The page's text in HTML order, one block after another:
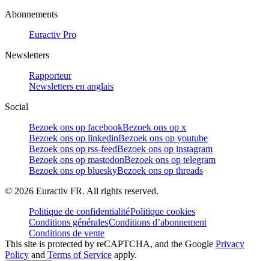
Abonnements
Euractiv Pro
Newsletters
Rapporteur
Newsletters en anglais
Social
Bezoek ons op facebookBezoek ons op x
Bezoek ons op linkedinBezoek ons op youtube
Bezoek ons op rss-feedBezoek ons op instagram
Bezoek ons op mastodonBezoek ons op telegram
Bezoek ons op blueskyBezoek ons op threads
© 2026 Euractiv FR. All rights reserved.
Politique de confidentialitéPolitique cookies
Conditions généralesConditions d’abonnement
Conditions de vente
This site is protected by reCAPTCHA, and the Google Privacy
Policy and Terms of Service apply.